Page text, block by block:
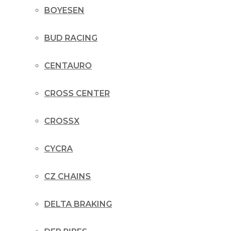
BOYESEN
BUD RACING
CENTAURO
CROSS CENTER
CROSSX
CYCRA
CZ CHAINS
DELTA BRAKING